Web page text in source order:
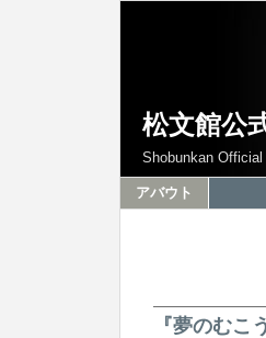
松文館公
Shobunkan Official
アバウト
『夢のむ